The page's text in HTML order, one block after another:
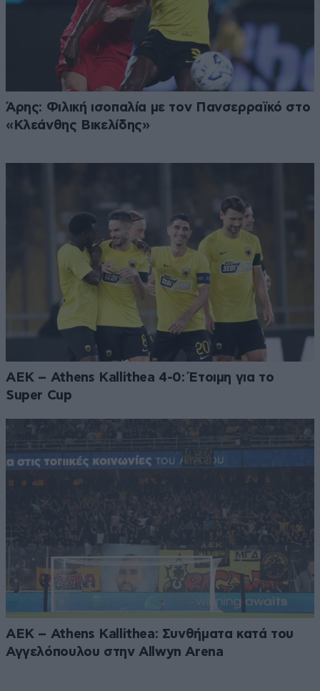
Άρης: Φιλική ισοπαλία με τον Πανσερραϊκό στο
«Κλεάνθης Βικελίδης»
ΑΕΚ – Athens Kallithea 4-0: Έτοιμη για το
Super Cup
ΑΕΚ – Athens Kallithea: Συνθήματα κατά του
Αγγελόπουλου στην Allwyn Arena